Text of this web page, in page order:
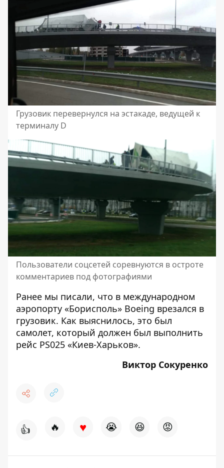
Грузовик перевернулся на эстакаде, ведущей к
терминалу D
Пользователи соцсетей соревнуются в остроте
комментариев под фотографиями
Ранее мы писали, что в международном
аэропорту «Борисполь» Boeing врезался в
грузовик. Как выяснилось, это был
самолет, который должен был выполнить
рейс PS025 «Киев-Харьков».
Виктор Сокуренко
👍 🔥 ♥ 😭 😆 😡